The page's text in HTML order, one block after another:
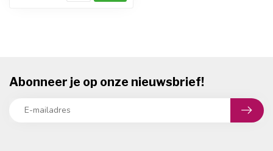
Abonneer je op onze nieuwsbrief!